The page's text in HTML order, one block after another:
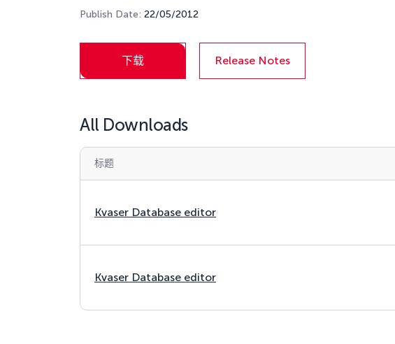
Publish Date: 22/05/2012
下载 Release Notes
All Downloads
标题
Kvaser Database editor
Kvaser Database editor